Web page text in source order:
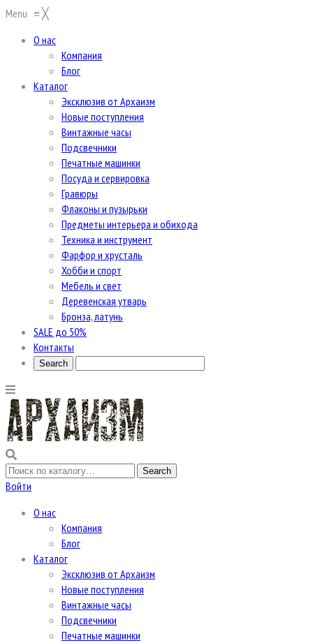
Menu ≡╳
О нас
Компания
Блог
Каталог
Эксклюзив от Архаизм
Новые поступления
Винтажные часы
Подсвечники
Печатные машинки
Посуда и сервировка
Гравюры
Флаконы и пузырьки
Предметы интерьера и обихода
Техника и инструмент
Фарфор и хрусталь
Хобби и спорт
Мебель и свет
Деревенская утварь
Бронза, латунь
SALE до 50%
Контакты
Войти
О нас
Компания
Блог
Каталог
Эксклюзив от Архаизм
Новые поступления
Винтажные часы
Подсвечники
Печатные машинки